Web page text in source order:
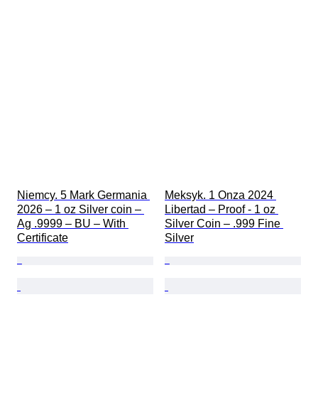
Niemcy. 5 Mark Germania
2026 – 1 oz Silver coin –
Ag .9999 – BU – With
Certificate
Meksyk. 1 Onza 2024
Libertad – Proof - 1 oz
Silver Coin – .999 Fine
Silver